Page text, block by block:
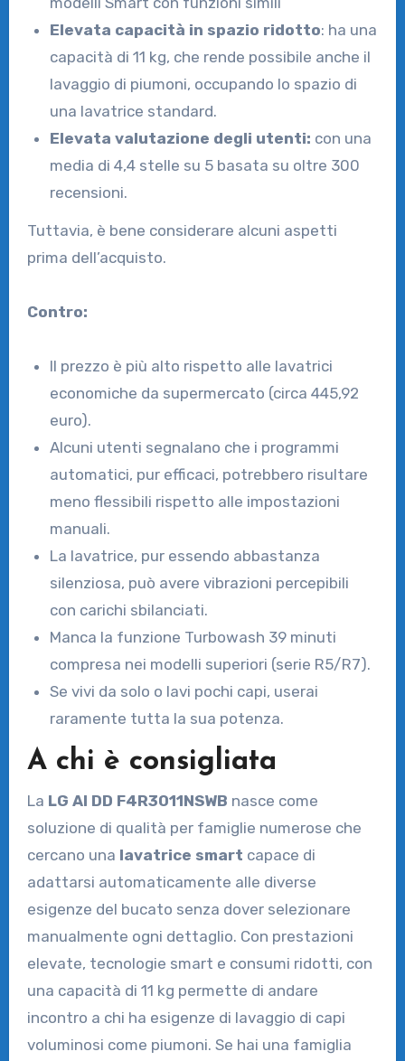
Elevata capacità in spazio ridotto: ha una
capacità di 11 kg, che rende possibile anche il
lavaggio di piumoni, occupando lo spazio di
una lavatrice standard.
Elevata valutazione degli utenti: con una
media di 4,4 stelle su 5 basata su oltre 300
recensioni.
Tuttavia, è bene considerare alcuni aspetti
prima dell’acquisto.
Contro:
Il prezzo è più alto rispetto alle lavatrici
economiche da supermercato (circa 445,92
euro).
Alcuni utenti segnalano che i programmi
automatici, pur efficaci, potrebbero risultare
meno flessibili rispetto alle impostazioni
manuali.
La lavatrice, pur essendo abbastanza
silenziosa, può avere vibrazioni percepibili
con carichi sbilanciati.
Manca la funzione Turbowash 39 minuti
compresa nei modelli superiori (serie R5/R7).
Se vivi da solo o lavi pochi capi, userai
raramente tutta la sua potenza.
A chi è consigliata
La LG AI DD F4R3011NSWB nasce come
soluzione di qualità per famiglie numerose che
cercano una lavatrice smart capace di
adattarsi automaticamente alle diverse
esigenze del bucato senza dover selezionare
manualmente ogni dettaglio. Con prestazioni
elevate, tecnologie smart e consumi ridotti, con
una capacità di 11 kg permette di andare
incontro a chi ha esigenze di lavaggio di capi
voluminosi come piumoni. Se hai una famiglia